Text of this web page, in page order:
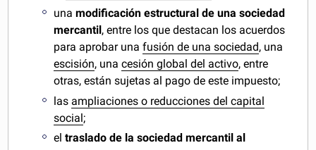
unamodificación estructural de una sociedad
mercantil, entre los que destacan los acuerdos
para aprobar unafusión de una sociedad, una
escisión, unacesión global del activo, entre
otras, están sujetas al pago de este impuesto;
las ampliaciones o reducciones del capital
social;
eltraslado de la sociedad mercantil al